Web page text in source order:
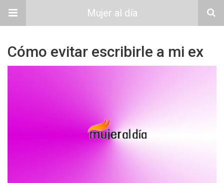
Mujer al día
Cómo evitar escribirle a mi ex